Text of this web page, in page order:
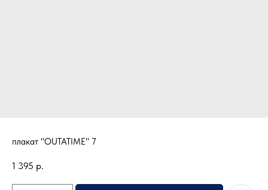
плакат "OUTATIME" 7
1 395 р.